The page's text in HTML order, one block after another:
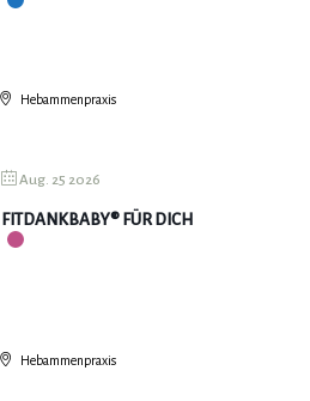
Hebammenpraxis
Aug. 25 2026
FITDANKBABY® FÜR DICH
Hebammenpraxis